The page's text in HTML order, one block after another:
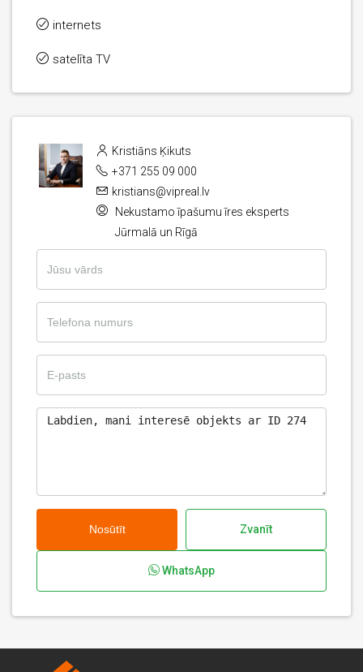
internets
satelīta TV
Kristiāns Ķikuts
+371 255 09 000
kristians@vipreal.lv
Nekustamo īpašumu īres eksperts
Jūrmalā un Rīgā
Nosūtīt Zvanīt
WhatsApp